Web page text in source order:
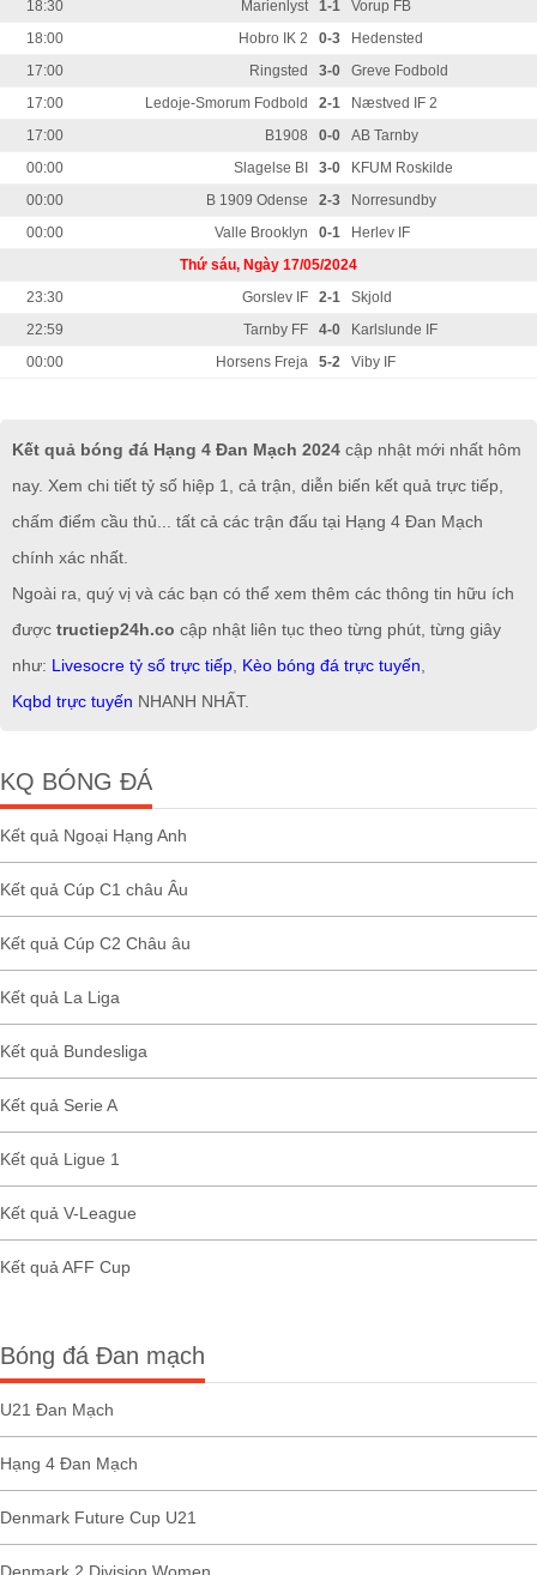
18:30
Marienlyst 1-1
Vorup FB
18:00
Hobro IK 2 0-3
Hedensted
17:00
Ringsted 3-0
Greve Fodbold
17:00
Ledoje-Smorum Fodbold 2-1
Næstved IF 2
17:00
B1908 0-0
AB Tarnby
00:00
Slagelse BI 3-0
KFUM Roskilde
00:00
B 1909 Odense 2-3
Norresundby
00:00
Valle Brooklyn 0-1
Herlev IF
Thứ sáu, Ngày 17/05/2024
23:30
Gorslev IF 2-1
Skjold
22:59
Tarnby FF 4-0
Karlslunde IF
00:00
Horsens Freja 5-2 Viby IF
Kết quả bóng đá Hạng 4 Đan Mạch 2024 cập nhật mới nhất hôm
nay. Xem chi tiết tỷ số hiệp 1, cả trận, diễn biến kết quả trực tiếp,
chấm điểm cầu thủ... tất cả các trận đấu tại Hạng 4 Đan Mạch
chính xác nhất.
Ngoài ra, quý vị và các bạn có thể xem thêm các thông tin hữu ích
được tructiep24h.co cập nhật liên tục theo từng phút, từng giây
như: Livesocre tỷ số trực tiếp Kèo bóng đá trực tuyến
Kqbd trực tuyến NHANH NHẤT.
KQ BÓNG ĐÁ
Kết quả Ngoại Hạng Anh
Kết quả Cúp C1 châu Âu
Kết quả Cúp C2 Châu âu
Kết quả La Liga
Kết quả Bundesliga
Kết quả Serie A
Kết quả Ligue 1
Kết quả V-League
Kết quả AFF Cup
Bóng đá Đan mạch
U21 Đan Mạch
Hạng 4 Đan Mạch
Denmark Future Cup U21